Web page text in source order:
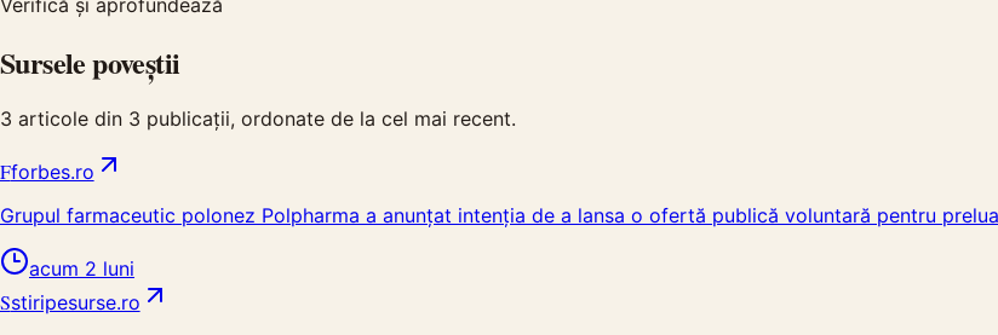
Sursele poveștii
3 articole din 3 publicații, ordonate de la cel mai recent.
Fforbes.ro
Grupul farmaceutic polonez Polpharma a anunțat intenția de a lansa o ofertă publică voluntară pentru
acum 2 luni
Sstiripesurse.ro